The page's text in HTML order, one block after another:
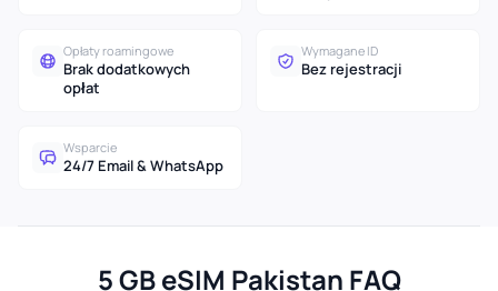
Opłaty roamingowe
Brak dodatkowych
opłat
Wymagane ID
Bez rejestracji
Wsparcie
24/7 Email & WhatsApp
5 GB eSIM Pakistan FAQ